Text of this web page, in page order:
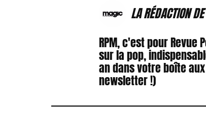
LA RÉDACTION
RPM, c'est pour Revue
sur la pop,
an dans votre boîte
newsletter !)